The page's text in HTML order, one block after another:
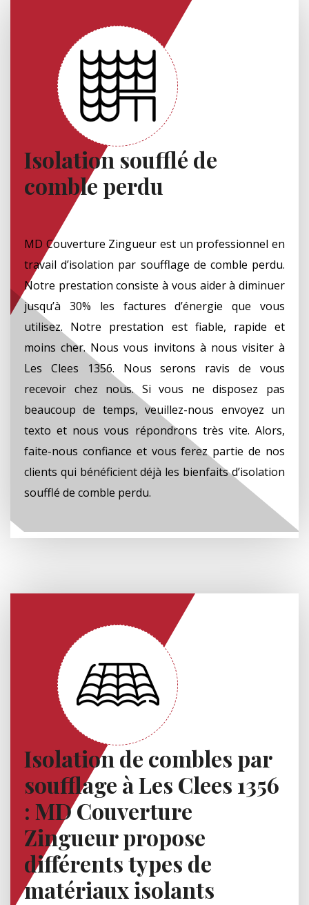
Isolation soufflé de
comble perdu
MD Couverture Zingueur est un professionnel en
travail d’isolation par soufflage de comble perdu.
Notre prestation consiste à vous aider à diminuer
jusqu’à 30% les factures d’énergie que vous
utilisez. Notre prestation est fiable, rapide et
moins cher. Nous vous invitons à nous visiter à
Les Clees 1356. Nous serons ravis de vous
recevoir chez nous. Si vous ne disposez pas
beaucoup de temps, veuillez-nous envoyez un
texto et nous vous répondrons très vite. Alors,
faite-nous confiance et vous ferez partie de nos
clients qui bénéficient déjà les bienfaits d’isolation
soufflé de comble perdu.
Isolation de combles par
soufflage à Les Clees 1356
: MD Couverture
Zingueur propose
différents types de
matériaux isolants